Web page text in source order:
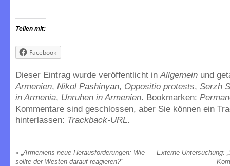
Teilen mit:
Facebook
Dieser Eintrag wurde veröffentlicht inAllgemein und
Armenien, Nikol Pashinyan, Oppositio protests, Serzh
in Armenia, Unruhen in Armenien. Bookmarken:
Kommentare sind geschlossen, aber Sie können ein
hinterlassen: Trackback-URL.
« „Armeniens neue Herausforderungen: Wie
sollte der Westen darauf reagieren?”
Externe Untersuchung: